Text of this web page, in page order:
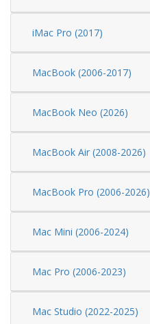
iMac Pro (2017)
MacBook (2006-2017)
MacBook Neo (2026)
MacBook Air (2008-2026)
MacBook Pro (2006-2026)
Mac Mini (2006-2024)
Mac Pro (2006-2023)
Mac Studio (2022-2025)